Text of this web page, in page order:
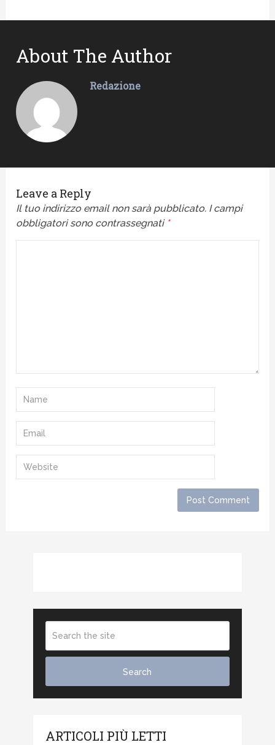
About The Author
Redazione
Leave a Reply
Il tuo indirizzo email non sarà pubblicato. I campi
obbligatori sono contrassegnati *
ARTICOLI PIÙ LETTI